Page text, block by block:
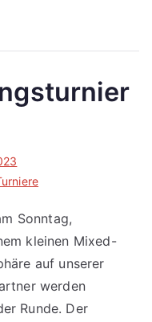
Sonntag,
kleinen Mixed-
auf unserer
werden
Runde. Der